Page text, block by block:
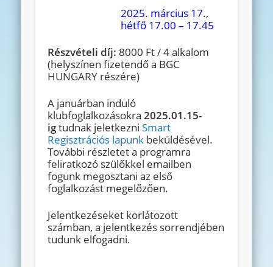
2025. március 17.,
hétfő 17.00 – 17.45
Részvételi díj: 8000 Ft / 4 alkalom
(helyszínen fizetendő a BGC
HUNGARY részére)
A januárban induló
klubfoglalkozásokra2025.01.15-
igtudnak jeletkezniSmart
Regisztrációs lapunk beküldésével.
További részletet a programra
feliratkozó szülőkkel emailben
fogunk megosztani az első
foglalkozást megelőzően.
Jelentkezéseket korlátozott
számban, a jelentkezés sorrendjében
tudunk elfogadni.